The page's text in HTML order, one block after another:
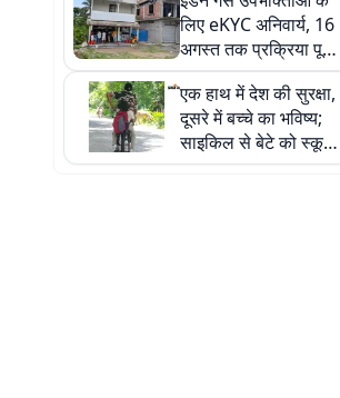
लिए eKYC अनिवार्य, 16
अगस्त तक प्रक्रिया पूरी
न करने पर रुक सकती है
सब्सिडी
एक हाथ में देश की सुरक्षा,
दूसरे में बच्चे का भविष्य;
साइकिल से बेटे को स्कूल
छोड़ती SSB महिला जवान